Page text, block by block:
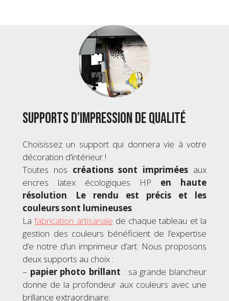
Supports d’impression de qualité
Choisissez un support qui donnera vie à votre
décoration d’intérieur !
Toutes nos créations sont imprimées aux
encres latex écologiques HP en haute
résolution. Le rendu est précis et les
couleurs sont lumineuses.
Lafabrication artisanale de chaque tableau et la
gestion des couleurs bénéficient de l’expertise
d’e notre d’un imprimeur d’art. Nous proposons
deux supports au choix :
– papier photo brillant : sa grande blancheur
donne de la profondeur aux couleurs avec une
brillance extraordinaire.